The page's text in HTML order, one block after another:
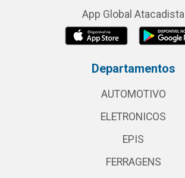
App Global Atacadista
Departamentos
AUTOMOTIVO
ELETRONICOS
EPIS
FERRAGENS